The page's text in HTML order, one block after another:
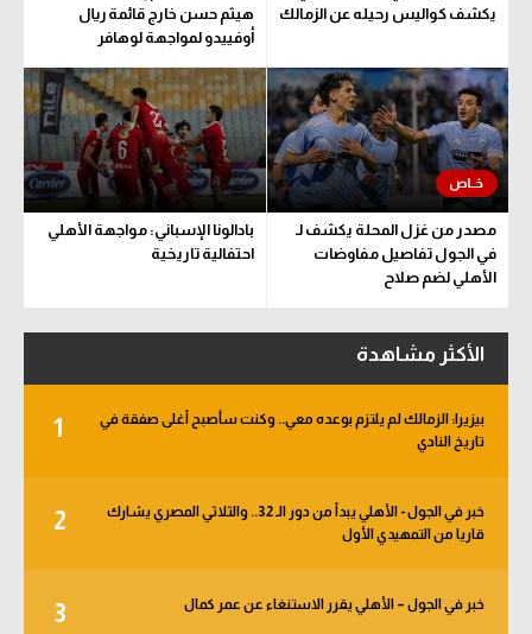
يكشف كواليس رحيله عن الزمالك
هيثم حسن خارج قائمة ريال
أوفييدو لمواجهة لوهافر
مصدر من غزل المحلة يكشف لـ
في الجول تفاصيل مفاوضات
الأهلي لضم صلاح
بادالونا الإسباني: مواجهة الأهلي
احتفالية تاريخية
الأكثر مشاهدة
1
بيزيرا: الزمالك لم يلتزم بوعده معي.. وكنت سأصبح أغلى صفقة في
تاريخ النادي
2
خبر في الجول - الأهلي يبدأ من دور الـ 32.. والثلاثي المصري يشارك
قاريا من التمهيدي الأول
3 خبر في الجول – الأهلي يقرر الاستنغاء عن عمر كمال